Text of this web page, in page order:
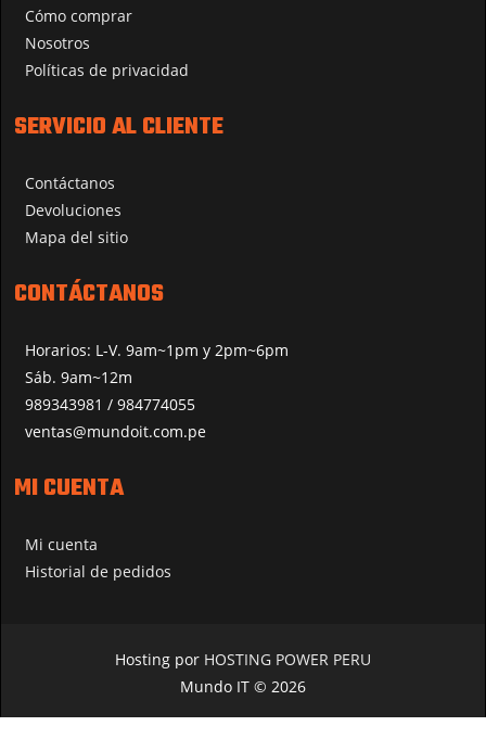
Cómo comprar
Nosotros
Políticas de privacidad
SERVICIO AL CLIENTE
Contáctanos
Devoluciones
Mapa del sitio
CONTÁCTANOS
Horarios: L-V. 9am~1pm y 2pm~6pm
Sáb. 9am~12m
989343981 / 984774055
ventas@mundoit.com.pe
MI CUENTA
Mi cuenta
Historial de pedidos
Hosting por HOSTING POWER PERU
Mundo IT © 2026